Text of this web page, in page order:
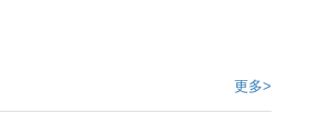
西必須是商品，服務類的GST（更多>